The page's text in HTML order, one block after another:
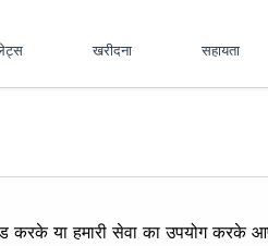
खरीदना सहायता
करके या हमारी सेवा का उपयोग करके